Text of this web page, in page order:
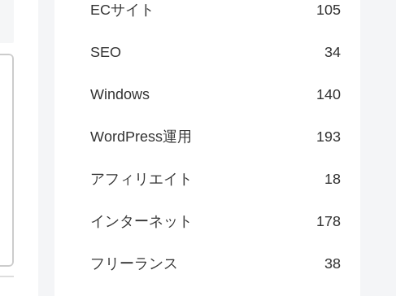
ECサイト 105
SEO 34
Windows 140
WordPress運用 193
アフィリエイト 18
インターネット 178
フリーランス 38